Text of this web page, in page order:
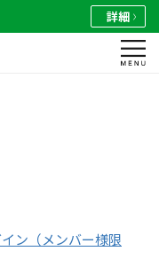
詳細
ン（メンバー様限